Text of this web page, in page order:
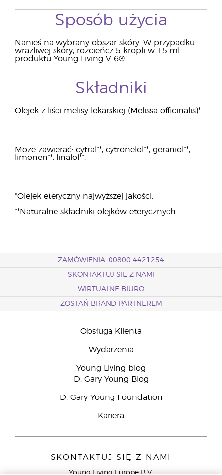
Sposób użycia
Nanieś na wybrany obszar skóry. W przypadku
wrażliwej skóry, rozcieńcz 5 kropli w 15 ml
produktu Young Living V-6®.
Składniki
Olejek z liści melisy lekarskiej (Melissa officinalis)*.
Może zawierać: cytral**, cytronelol**, geraniol**,
limonen**, linalol**.
*Olejek eteryczny najwyższej jakości.
**Naturalne składniki olejków eterycznych.
ZAMÓWIENIA: 00800 4421254
SKONTAKTUJ SIĘ Z NAMI
WIRTUALNE BIURO
ZOSTAŃ BRAND PARTNEREM
Obsługa Klienta
Wydarzenia
Young Living blog
D. Gary Young Blog
D. Gary Young Foundation
Kariera
SKONTAKTUJ SIĘ Z NAMI
Young Living Europe B.V.